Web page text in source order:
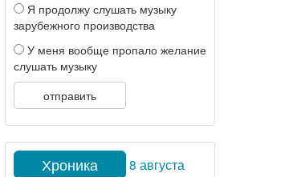
Я продолжу слушать музыку
зарубежного производства
У меня вообще пропало желание
слушать музыку
отправить
Хроника 8 августа